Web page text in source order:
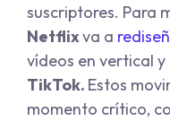
suscriptores. Para
Netflixva a
vídeos en vertical
TikTok. Estos
momento crítico,